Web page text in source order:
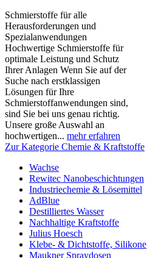
Schmierstoffe für alle
Herausforderungen und
Spezialanwendungen
Hochwertige Schmierstoffe für
optimale Leistung und Schutz
Ihrer Anlagen Wenn Sie auf der
Suche nach erstklassigen
Lösungen für Ihre
Schmierstoffanwendungen sind,
sind Sie bei uns genau richtig.
Unsere große Auswahl an
hochwertigen... mehr erfahren
Zur Kategorie Chemie & Kraftstoffe
Wachse
Rewitec Nanobeschichtungen
Industriechemie & Lösemittel
AdBlue
Destilliertes Wasser
Nachhaltige Kraftstoffe
Julius Hoesch
Klebe- & Dichtstoffe, Silikone
Maukner Spraydosen